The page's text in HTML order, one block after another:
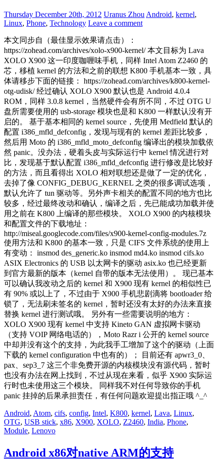
Thursday December 20th, 2012 Uranus ZhouAndroid, kernel,
Linux, Phone, Technology Leave a comment
本文同步自（最佳显示效果请点击）：
https://zohead.com/archives/xolo-x900-kernel/ 本文目标为 Lava
XOLO X900 这一印度咖喱味手机，同样 Intel Atom Z2460 的
芯，移植 kernel 的方法和之前的联想 K800 手机基本一致，具
体请移步下面的链接： https://zohead.com/archives/k800-kernel-
otg-udisk/ 经过确认 XOLO X900 默认也是 Android 4.0.4
ROM，同样 3.0.8 kernel，当然硬件会有所不同，不过 OTG U
盘所需要使用的 usb-storage 模块也是和 K800 一样默认没有开
启的。 基于基本相同的 kernel source，先使用 Medfield 默认的
配置 i386_mfld_defconfig，发现与现有的 kernel 差距比较多，
然后用 Moto 的 i386_mfld_moto_defconfig 编译出的模块加载依
然 panic。没办法，硬着头皮与实际运行中 kernel 情况进行对
比，发现基于默认配置 i386_mfld_defconfig 进行修改是比较好
的方法，而且看得出 XOLO 相对联想还是做了一定的优化，
去掉了像 CONFIG_DEBUG_KERNEL 之类的很多调试选项，
默认允许了 tun 驱动等。另外声卡相关的配置不同的地方也比
较多，经过最终改动和确认，编译之后，先已能成功加载并使
用之前在 K800 上编译的那些模块。 XOLO X900 的内核模块
和配置文件的下载地址：
http://miseal.googlecode.com/files/x900-kernel-config-modules.7z
使用方法和 K800 的基本一致，只是 CIFS 文件系统的使用上
有变动： insmod des_generic.ko insmod md4.ko insmod cifs.ko
ASIX Electronics 的 USB 以太网卡的驱动 asix.ko 也已经更新
到官方最新的版本（kernel 自带的版本无法使用）。 现已基本
可以确认我改动之后的 kernel 和 X900 现有 kernel 的相似性已
有 90% 或以上了，不过由于 X900 手机悲剧滴将 bootloader 给
锁了，无法刷未签名的 kernel，暂时还没有太好的办法来直接
替换 kernel 进行测试哦。 另外有一些需要说明的地方：
XOLO X900 现有 kernel 中支持 Kineto GAN 虚拟网卡驱动
（支持 VOIP 网络电话的），Moto Razr i 公开的 kernel source
中却并没有这个的支持，为此我手工增加了这个的驱动（上面
下载的 kernel configuration 中也有的）； 目前还有 apwr3_0、
pax、sep3_7 这三个非免费开源的内核模块没有源代码，暂时
也没有办法在网上找到，不过从现在来看，似乎 X900 实际运
行时也未使用这三个模块。 同样我不对任何导致你的手机
panic 挂掉的后果承担责任，有任何问题欢迎提出指正哦 ^_^
Android, Atom, cifs, config, Intel, K800, kernel, Lava, Linux,
OTG, USB stick, x86, X900, XOLO, Z2460, India, Phone,
Module, Lenovo
Android x86对native ARM的支持